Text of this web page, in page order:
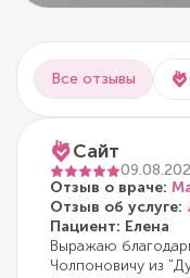
Все отзывы
Сайт
Отзыв о враче:
Отзыв об услуге:
Пациент: Елена
Выражаю
Чолпоновичу из